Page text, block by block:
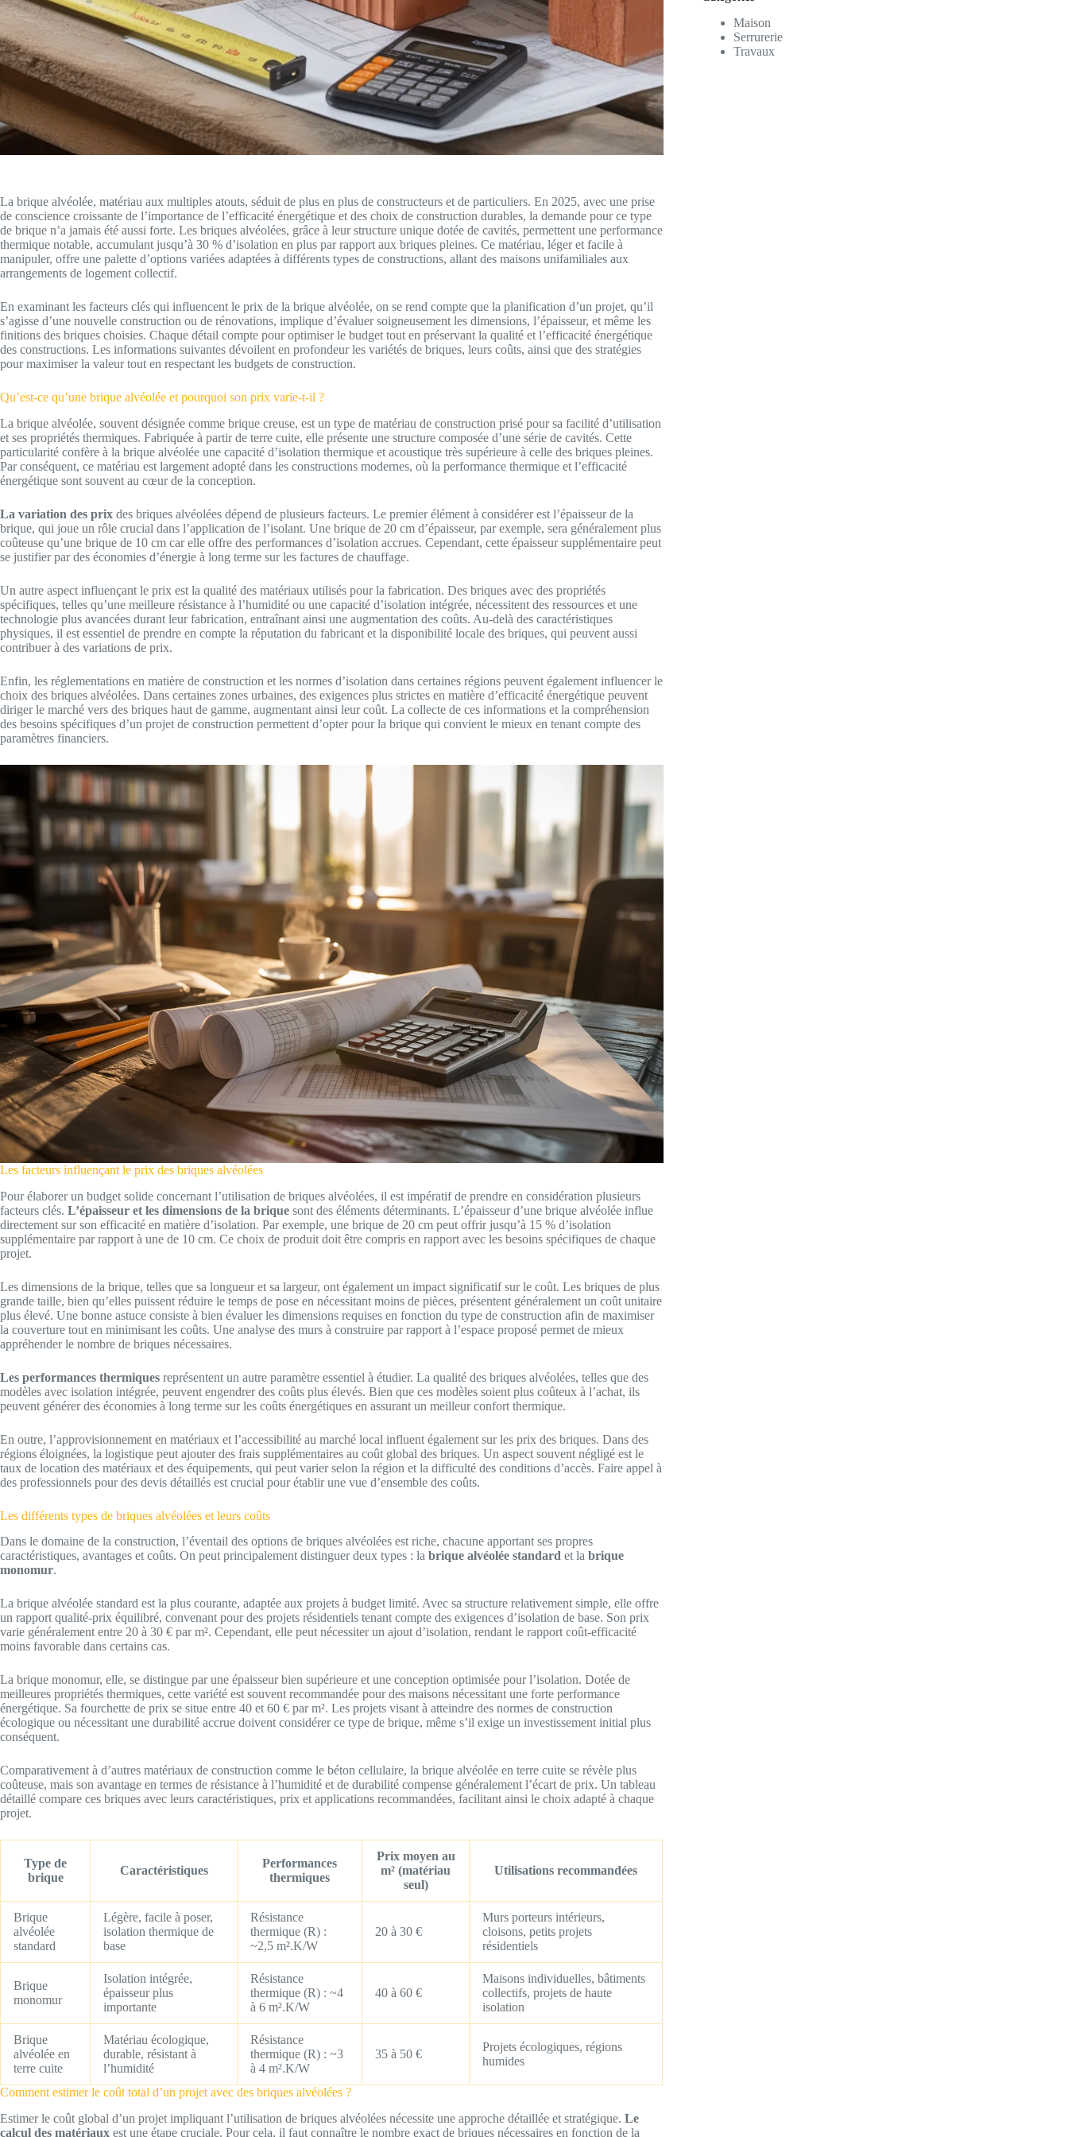
La brique alvéolée, matériau aux multiples atouts, séduit de plus en plus de constructeurs et de particuliers. En 2025, avec une prise
de conscience croissante de l’importance de l’efficacité énergétique et des choix de construction durables, la demande pour ce type
de brique n’a jamais été aussi forte. Les briques alvéolées, grâce à leur structure unique dotée de cavités, permettent une performance
thermique notable, accumulant jusqu’à 30 % d’isolation en plus par rapport aux briques pleines. Ce matériau, léger et facile à
manipuler, offre une palette d’options variées adaptées à différents types de constructions, allant des maisons unifamiliales aux
arrangements de logement collectif.
En examinant les facteurs clés qui influencent le prix de la brique alvéolée, on se rend compte que la planification d’un projet, qu’il
s’agisse d’une nouvelle construction ou de rénovations, implique d’évaluer soigneusement les dimensions, l’épaisseur, et même les
finitions des briques choisies. Chaque détail compte pour optimiser le budget tout en préservant la qualité et l’efficacité énergétique
des constructions. Les informations suivantes dévoilent en profondeur les variétés de briques, leurs coûts, ainsi que des stratégies
pour maximiser la valeur tout en respectant les budgets de construction.
Qu’est-ce qu’une brique alvéolée et pourquoi son prix varie-t-il ?
La brique alvéolée, souvent désignée comme brique creuse, est un type de matériau de construction prisé pour sa facilité d’utilisation
et ses propriétés thermiques. Fabriquée à partir de terre cuite, elle présente une structure composée d’une série de cavités. Cette
particularité confère à la brique alvéolée une capacité d’isolation thermique et acoustique très supérieure à celle des briques pleines.
Par conséquent, ce matériau est largement adopté dans les constructions modernes, où la performance thermique et l’efficacité
énergétique sont souvent au cœur de la conception.
La variation des prix des briques alvéolées dépend de plusieurs facteurs. Le premier élément à considérer est l’épaisseur de la
brique, qui joue un rôle crucial dans l’application de l’isolant. Une brique de 20 cm d’épaisseur, par exemple, sera généralement plus
coûteuse qu’une brique de 10 cm car elle offre des performances d’isolation accrues. Cependant, cette épaisseur supplémentaire peut
se justifier par des économies d’énergie à long terme sur les factures de chauffage.
Un autre aspect influençant le prix est la qualité des matériaux utilisés pour la fabrication. Des briques avec des propriétés
spécifiques, telles qu’une meilleure résistance à l’humidité ou une capacité d’isolation intégrée, nécessitent des ressources et une
technologie plus avancées durant leur fabrication, entraînant ainsi une augmentation des coûts. Au-delà des caractéristiques
physiques, il est essentiel de prendre en compte la réputation du fabricant et la disponibilité locale des briques, qui peuvent aussi
contribuer à des variations de prix.
Enfin, les réglementations en matière de construction et les normes d’isolation dans certaines régions peuvent également influencer le
choix des briques alvéolées. Dans certaines zones urbaines, des exigences plus strictes en matière d’efficacité énergétique peuvent
diriger le marché vers des briques haut de gamme, augmentant ainsi leur coût. La collecte de ces informations et la compréhension
des besoins spécifiques d’un projet de construction permettent d’opter pour la brique qui convient le mieux en tenant compte des
paramètres financiers.
Les facteurs influençant le prix des briques alvéolées
Pour élaborer un budget solide concernant l’utilisation de briques alvéolées, il est impératif de prendre en considération plusieurs
facteurs clés. L’épaisseur et les dimensions de la brique sont des éléments déterminants. L’épaisseur d’une brique alvéolée influe
directement sur son efficacité en matière d’isolation. Par exemple, une brique de 20 cm peut offrir jusqu’à 15 % d’isolation
supplémentaire par rapport à une de 10 cm. Ce choix de produit doit être compris en rapport avec les besoins spécifiques de chaque
projet.
Les dimensions de la brique, telles que sa longueur et sa largeur, ont également un impact significatif sur le coût. Les briques de plus
grande taille, bien qu’elles puissent réduire le temps de pose en nécessitant moins de pièces, présentent généralement un coût unitaire
plus élevé. Une bonne astuce consiste à bien évaluer les dimensions requises en fonction du type de construction afin de maximiser
la couverture tout en minimisant les coûts. Une analyse des murs à construire par rapport à l’espace proposé permet de mieux
appréhender le nombre de briques nécessaires.
Les performances thermiques représentent un autre paramètre essentiel à étudier. La qualité des briques alvéolées, telles que des
modèles avec isolation intégrée, peuvent engendrer des coûts plus élevés. Bien que ces modèles soient plus coûteux à l’achat, ils
peuvent générer des économies à long terme sur les coûts énergétiques en assurant un meilleur confort thermique.
En outre, l’approvisionnement en matériaux et l’accessibilité au marché local influent également sur les prix des briques. Dans des
régions éloignées, la logistique peut ajouter des frais supplémentaires au coût global des briques. Un aspect souvent négligé est le
taux de location des matériaux et des équipements, qui peut varier selon la région et la difficulté des conditions d’accès. Faire appel à
des professionnels pour des devis détaillés est crucial pour établir une vue d’ensemble des coûts.
Les différents types de briques alvéolées et leurs coûts
Dans le domaine de la construction, l’éventail des options de briques alvéolées est riche, chacune apportant ses propres
caractéristiques, avantages et coûts. On peut principalement distinguer deux types : la brique alvéolée standard et la brique
monomur.
La brique alvéolée standard est la plus courante, adaptée aux projets à budget limité. Avec sa structure relativement simple, elle offre
un rapport qualité-prix équilibré, convenant pour des projets résidentiels tenant compte des exigences d’isolation de base. Son prix
varie généralement entre 20 à 30 € par m². Cependant, elle peut nécessiter un ajout d’isolation, rendant le rapport coût-efficacité
moins favorable dans certains cas.
La brique monomur, elle, se distingue par une épaisseur bien supérieure et une conception optimisée pour l’isolation. Dotée de
meilleures propriétés thermiques, cette variété est souvent recommandée pour des maisons nécessitant une forte performance
énergétique. Sa fourchette de prix se situe entre 40 et 60 € par m². Les projets visant à atteindre des normes de construction
écologique ou nécessitant une durabilité accrue doivent considérer ce type de brique, même s’il exige un investissement initial plus
conséquent.
Comparativement à d’autres matériaux de construction comme le béton cellulaire, la brique alvéolée en terre cuite se révèle plus
coûteuse, mais son avantage en termes de résistance à l’humidité et de durabilité compense généralement l’écart de prix. Un tableau
détaillé compare ces briques avec leurs caractéristiques, prix et applications recommandées, facilitant ainsi le choix adapté à chaque
projet.
Type de
brique
Caractéristiques
Performances
thermiques
Prix moyen au
m² (matériau
seul)
Utilisations recommandées
Brique
alvéolée
standard
Légère, facile à poser,
isolation thermique de
base
Résistance
thermique (R) :
~2,5 m².K/W
20 à 30 €
Murs porteurs intérieurs,
cloisons, petits projets
résidentiels
Brique
monomur
Isolation intégrée,
épaisseur plus
importante
Résistance
thermique (R) : ~4
à 6 m².K/W
40 à 60 €
Maisons individuelles, bâtiments
collectifs, projets de haute
isolation
Brique
alvéolée en
terre cuite
Matériau écologique,
durable, résistant à
l’humidité
Résistance
thermique (R) : ~3
à 4 m².K/W
35 à 50 €
Projets écologiques, régions
humides
Comment estimer le coût total d’un projet avec des briques alvéolées ?
Estimer le coût global d’un projet impliquant l’utilisation de briques alvéolées nécessite une approche détaillée et stratégique. Le
calcul des matériaux est une étape cruciale. Pour cela, il faut connaître le nombre exact de briques nécessaires en fonction de la
Maison
Serrurerie
Travaux